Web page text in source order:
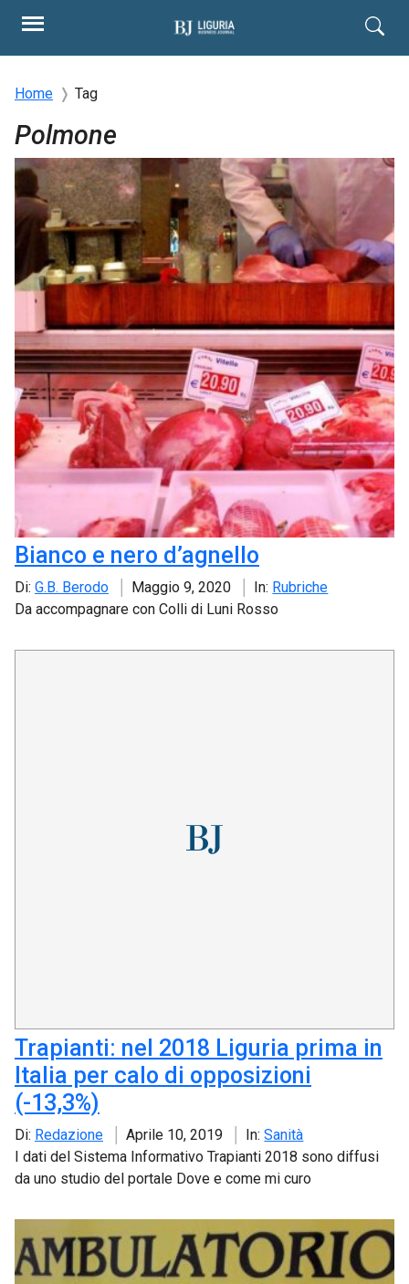
Home Tag
Polmone
Bianco e nero d’agnello
Di: G.B. Berodo Maggio 9, 2020 In: Rubriche
Da accompagnare con Colli di Luni Rosso
Trapianti: nel 2018 Liguria prima in
Italia per calo di opposizioni
(-13,3%)
Di: Redazione Aprile 10, 2019 In:Sanità
I dati del Sistema Informativo Trapianti 2018 sono diffusi
da uno studio del portale Dove e come mi curo